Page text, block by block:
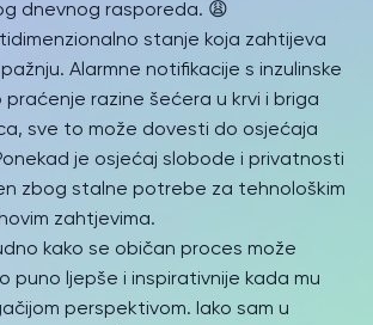
dnevnog rasporeda. 😩
stanje koja zahtijeva
Alarmne notifikacije s inzulinske
razine šećera u krvi i briga
sve to može dovesti do osjećaja
je osjećaj slobode i privatnosti
zbog stalne potrebe za tehnološkim
zahtjevima.
kako se običan proces može
puno ljepše i inspirativnije kada mu
perspektivom. Iako sam u